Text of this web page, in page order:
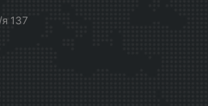
137